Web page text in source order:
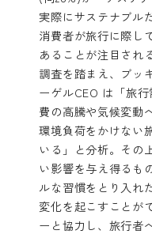
実際にサステナブル
消費者が旅行に際し
あることが注目され
調査を踏まえ、ブッ
ーゲルCEO は「旅
費の高騰や気候変動
環境負荷をかけない
いる」と分析。その
い影響を与え得るも
ルな習慣をとり入れ
変化を起こすことが
ーと協力し、旅行者